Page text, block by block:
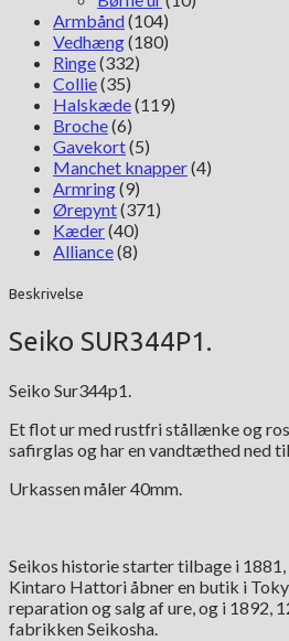
Armbånd(104)
Vedhæng(180)
Ringe(332)
Collie(35)
Halskæde(119)
Broche(6)
Gavekort(5)
Manchet knapper(4)
Armring(9)
Ørepynt(371)
Kæder(40)
Alliance(8)
Beskrivelse
Seiko SUR344P1.
Seiko Sur344p1.
Et flot ur med rustfri stållænke og
safirglas og har en vandtæthed ned
Urkassen måler 40mm.
Seikos historie starter tilbage i
Kintaro Hattori åbner en butik i
reparation og salg af ure, og i 1892,
fabrikken Seikosha.